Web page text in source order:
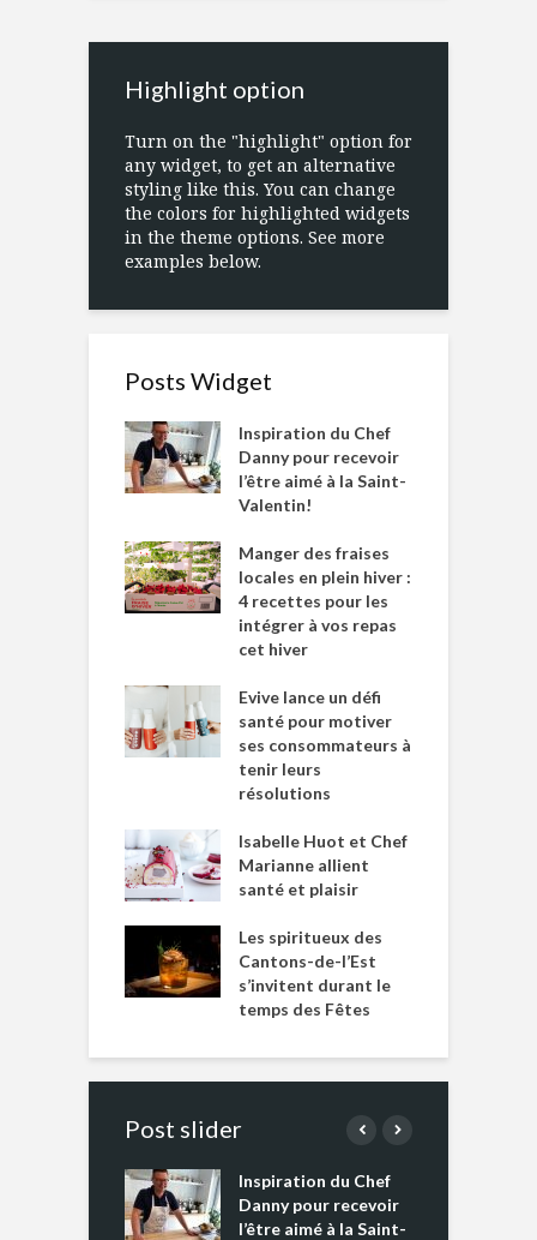
Highlight option
Turn on the "highlight" option for
any widget, to get an alternative
styling like this. You can change
the colors for highlighted widgets
in the theme options. See more
examples below.
Posts Widget
Inspiration du Chef
Danny pour recevoir
l’être aimé à la Saint-
Valentin!
Manger des fraises
locales en plein hiver :
4 recettes pour les
intégrer à vos repas
cet hiver
Evive lance un défi
santé pour motiver
ses consommateurs à
tenir leurs
résolutions
Isabelle Huot et Chef
Marianne allient
santé et plaisir
Les spiritueux des
Cantons-de-l’Est
s’invitent durant le
temps des Fêtes
Post slider
Inspiration du Chef
Danny pour recevoir
l’être aimé à la Saint-